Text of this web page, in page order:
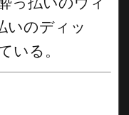
いのディッ
いる。